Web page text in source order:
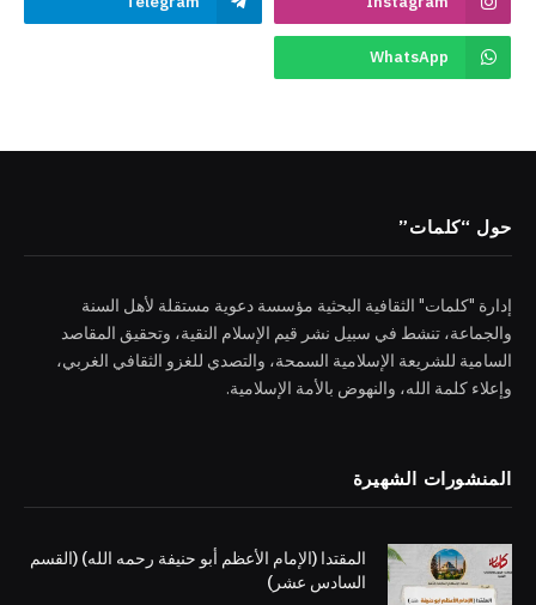
WhatsApp
حول “كلمات”
إدارة "كلمات" الثقافية البحثية مؤسسة دعوية مستقلة لأهل السنة
والجماعة، تنشط في سبيل نشر قيم الإسلام النقية، وتحقيق المقاصد
السامية للشريعة الإسلامية السمحة، والتصدي للغزو الثقافي الغربي،
وإعلاء كلمة الله، والنهوض بالأمة الإسلامية.
المنشورات الشهيرة
المقتدا (الإمام الأعظم أبو حنيفة رحمه الله) (القسم
السادس عشر)